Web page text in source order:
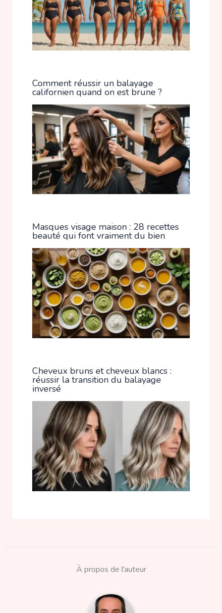
Comment réussir un balayage
californien quand on est brune ?
Masques visage maison : 28 recettes
beauté qui font vraiment du bien
Cheveux bruns et cheveux blancs :
réussir la transition du balayage
inversé
À propos de l'auteur